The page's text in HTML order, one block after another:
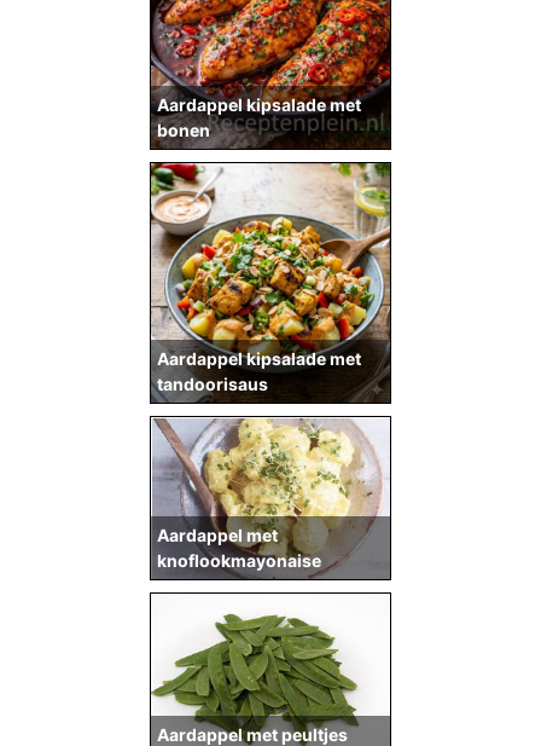
Aardappel kipsalade met
bonen
Aardappel kipsalade met
tandoorisaus
Aardappel met
knoflookmayonaise
Aardappel met peultjes